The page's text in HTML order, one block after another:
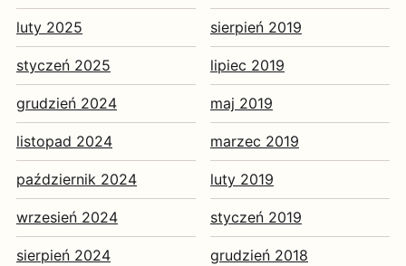
luty 2025
styczeń 2025
grudzień 2024
listopad 2024
październik 2024
wrzesień 2024
sierpień 2024
sierpień 2019
lipiec 2019
maj 2019
marzec 2019
luty 2019
styczeń 2019
grudzień 2018